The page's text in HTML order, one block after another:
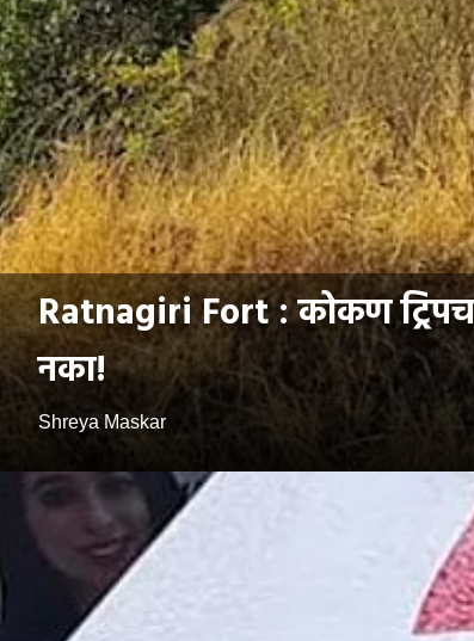
Ratnagiri Fort : कोकण
नका!
Shreya Maskar